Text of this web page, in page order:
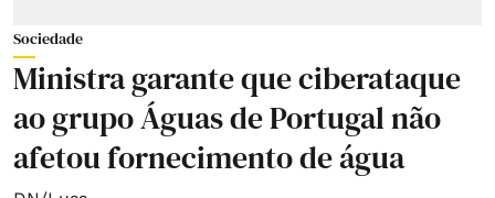
Sociedade
Ministra garante que ciberataque
ao grupo Águas de Portugal não
afetou fornecimento de água